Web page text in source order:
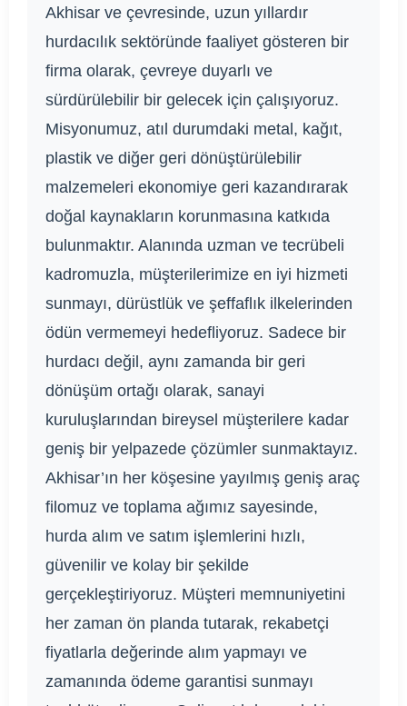
Akhisar ve çevresinde, uzun yıllardır
hurdacılık sektöründe faaliyet gösteren bir
firma olarak, çevreye duyarlı ve
sürdürülebilir bir gelecek için çalışıyoruz.
Misyonumuz, atıl durumdaki metal, kağıt,
plastik ve diğer geri dönüştürülebilir
malzemeleri ekonomiye geri kazandırarak
doğal kaynakların korunmasına katkıda
bulunmaktır. Alanında uzman ve tecrübeli
kadromuzla, müşterilerimize en iyi hizmeti
sunmayı, dürüstlük ve şeffaflık ilkelerinden
ödün vermemeyi hedefliyoruz. Sadece bir
hurdacı değil, aynı zamanda bir geri
dönüşüm ortağı olarak, sanayi
kuruluşlarından bireysel müşterilere kadar
geniş bir yelpazede çözümler sunmaktayız.
Akhisar’ın her köşesine yayılmış geniş araç
filomuz ve toplama ağımız sayesinde,
hurda alım ve satım işlemlerini hızlı,
güvenilir ve kolay bir şekilde
gerçekleştiriyoruz. Müşteri memnuniyetini
her zaman ön planda tutarak, rekabetçi
fiyatlarla değerinde alım yapmayı ve
zamanında ödeme garantisi sunmayı